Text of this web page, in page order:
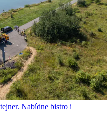
Nabídne bistro i